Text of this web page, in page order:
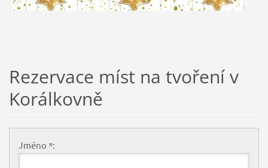
Rezervace míst na tvoření v
Korálkovně
Jméno *: